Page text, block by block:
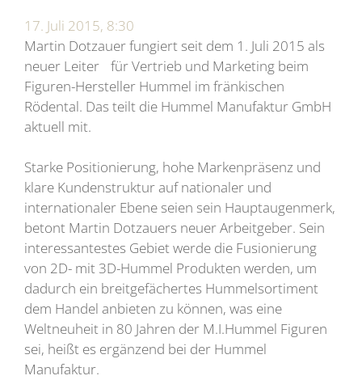
17. Juli 2015, 8:30
Martin Dotzauer fungiert seit dem 1. Juli 2015 als
neuer Leiter für Vertrieb und Marketing beim
Figuren-Hersteller Hummel im fränkischen
Rödental. Das teilt die Hummel Manufaktur GmbH
aktuell mit.
Starke Positionierung, hohe Markenpräsenz und
klare Kundenstruktur auf nationaler und
internationaler Ebene seien sein Hauptaugenmerk,
betont Martin Dotzauers neuer Arbeitgeber. Sein
interessantestes Gebiet werde die Fusionierung
von 2D- mit 3D-Hummel Produkten werden, um
dadurch ein breitgefächertes Hummelsortiment
dem Handel anbieten zu können, was eine
Weltneuheit in 80 Jahren der M.I.Hummel Figuren
sei, heißt es ergänzend bei der Hummel
Manufaktur.